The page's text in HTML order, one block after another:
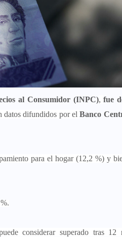
al Consumidor (INPC), fue
datos difundidos por el Banco
para el hogar (12,2 %) y
considerar superado tras 12